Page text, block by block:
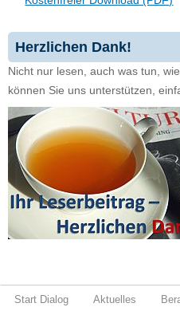
Herzlichen Dank!
Nicht nur lesen, auch was tun,
können Sie uns unterstützen,
Start Dialog Aktuelles